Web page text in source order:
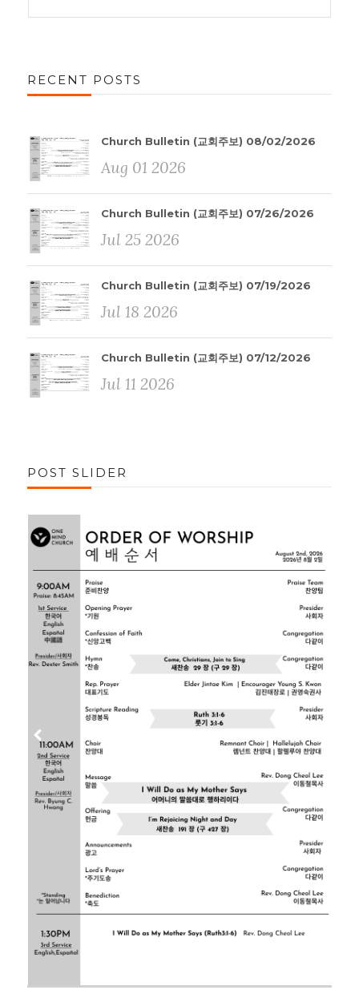
RECENT POSTS
Church Bulletin (교회주보) 08/02/2026
Aug 01 2026
Church Bulletin (교회주보) 07/26/2026
Jul 25 2026
Church Bulletin (교회주보) 07/19/2026
Jul 18 2026
Church Bulletin (교회주보) 07/12/2026
Jul 11 2026
POST SLIDER